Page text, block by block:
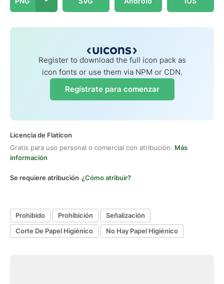
Register to download the full icon pack as
icon fonts or use them via NPM or CDN.
Regístrate para comenzar
Licencia de Flaticon
Gratis para uso personal o comercial con atribución. Más
información
Se requiere atribución ¿Cómo atribuir?
Prohibido Prohibición
Señalización
Corte De Papel Higiénico
No Hay Papel Higiénico